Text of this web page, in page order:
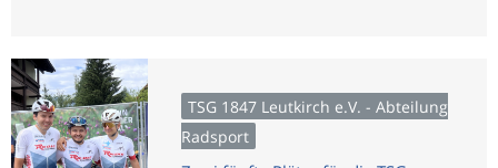
TSG 1847 Leutkirch e.V. - Abteilung
Radsport